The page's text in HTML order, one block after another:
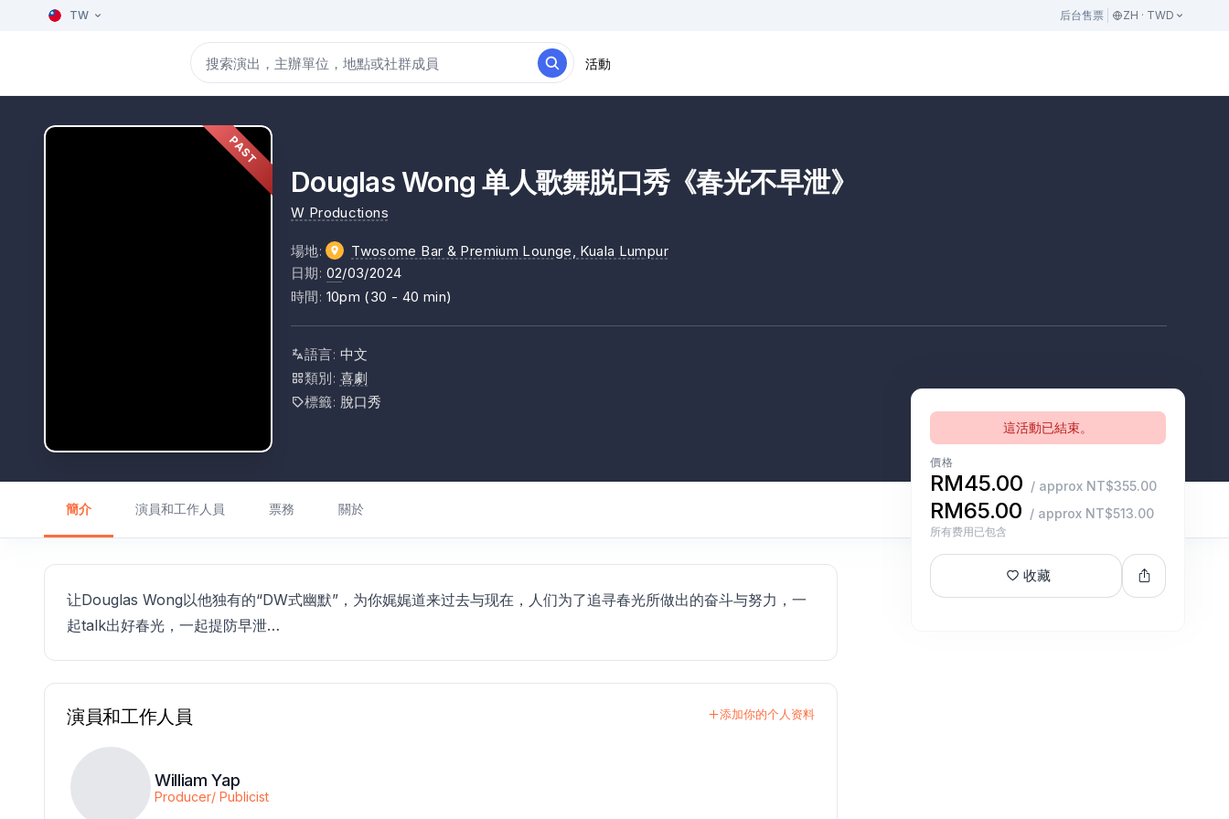
TW 后台售票 ZH · TWD
活動
PAST
Douglas Wong 单人歌舞脱口秀《春光不早泄》
W Productions
場地: Twosome Bar & Premium Lounge , Kuala Lumpur
日期: 02/03/2024
時間: 10pm (30 - 40 min)
語言: 中文
類別: 喜劇
標籤: 脫口秀
簡介 演員和工作人員 票務 關於
這活動已結束。
價格
RM45.00 / approx NT$355.00
RM65.00 / approx NT$513.00
所有费用已包含
收藏
让Douglas Wong以他独有的“DW式幽默”，为你娓娓道来过去与现在，人们为了追寻春光所做出的奋斗与努力，一
起talk出好春光，一起提防早泄…
演員和工作人員 添加你的个人资料
William Yap
Producer/ Publicist